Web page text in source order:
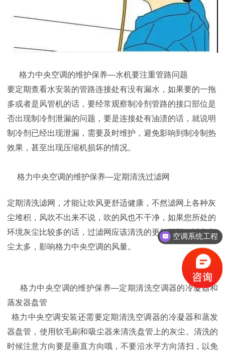
格力中央空调的维护保养—水机要注重管路问题
要定期查看水安装的管路连接处有没有漏水，如果要的一拖
多或者是风管机的话，要经常观察制冷剂管路的接口部位是
否出现制冷剂泄漏的问题，要是连接处有油渍的话，就说明
制冷剂已经出现泄漏，需要及时维护，避免影响到制冷制热
效果，甚至出现压缩机损坏的情况。
格力中央空调的维护保养—定期清洗过滤网
定期清洗滤网，才能让吹风更舒适健康，不然滤网上各种灰
尘堆积，风吹不出来不说，吹的风也不干净，如果您所处的
环境灰尘比较多的话，过滤网应该清洗的更加频繁，以免灰
尘太多，影响格力中央空调的风量。
格力中央空调的维护保养—定期清洗空调器的冷凝器和
蒸发器盘管
格力中央空调安装还需要定期清洗空调器的冷凝器和蒸发
器盘管，使用软毛刷和吸尘器来清洗盘管上的灰尘。清洗的
时候注意方向要是垂直方向哦，不要沿水平方向清扫，以免
空调系统工程